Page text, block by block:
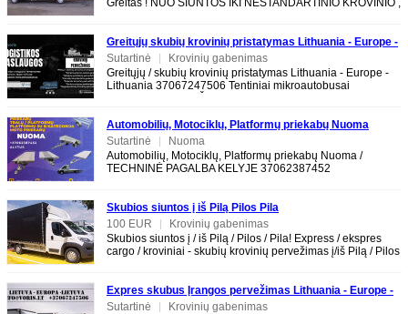
Greitas ! NUO SIUNTOS IKI NESTANDARTINIO KROVINIO ,
Greitųjų skubių krovinių pristatymas Lithuania - Europe -
Lithuania 37067247506
Sutartinė
Krovinių gabenimas
Greitųjų / skubių krovinių pristatymas Lithuania - Europe -
Lithuania 37067247506 Tentiniai mikroautobusai
Automobilių, Motociklų, Platformų priekabų Nuoma
TECHNINĖ PAGALBA KELYJE 37062387452
Sutartinė
Nuoma
Automobilių, Motociklų, Platformų priekabų Nuoma /
TECHNINĖ PAGALBA KELYJE 37062387452
Skubios siuntos į iš Pilą Pilos Pila
100 EUR
Krovinių gabenimas
Skubios siuntos į / iš Pilą / Pilos / Pila! Express / ekspres
cargo / kroviniai - skubių krovinių pervežimas į/iš Pilą / Pilos
Expres skubus Įrangos pervežimas Lithuania - Europe -
Lithuania 37067247506
Sutartinė
Krovinių gabenimas